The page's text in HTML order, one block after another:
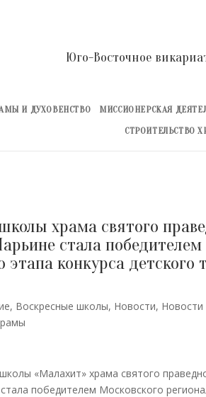
Юго-Восточное
И ДУХОВЕНСТВО МИССИОНЕРСКАЯ
СТРОИТЕЛЬСТВО
храма святого
стала победителем
конкурса детского
, Воскресные школы, Новости, Новости
«Малахит» храма святого
победителем Московского